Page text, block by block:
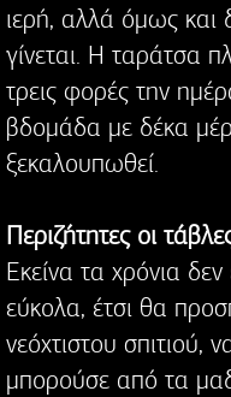
ιερή, αλλά όμως και
γίνεται. Η ταράτσα
τρεις φορές την
βδομάδα με δέκα
ξεκαλουπωθεί.
Περιζήτητες οι
Εκείνα τα χρόνια δεν
εύκολα, έτσι θα
νεόχτιστου σπιτιού,
μπορούσε από τα